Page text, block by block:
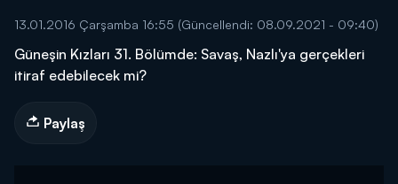
13.01.2016 Çarşamba 16:55 (Güncellendi: 08.09.2021 - 09:40)
Güneşin Kızları 31. Bölümde: Savaş, Nazlı'ya gerçekleri
itiraf edebilecek mi?
Paylaş